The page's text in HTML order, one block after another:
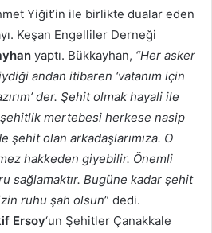
Yiğit’in ile birlikte dualar eden
Keşan Engelliler Derneği
yaptı. Bükkayhan, “Her asker
andan itibaren ‘vatanım için
der. Şehit olmak hayali ile
mertebesi herkese nasip
şehit olan arkadaşlarımıza. O
hakkeden giyebilir. Önemli
sağlamaktır. Bugüne kadar şehit
ruhu şah olsun” dedi.
Ersoy‘un Şehitler Çanakkale